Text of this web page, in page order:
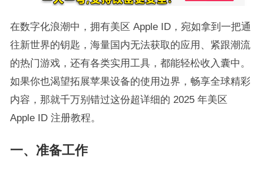
在数字化浪潮中，拥有美区 Apple ID，宛如拿到一把通
往新世界的钥匙，海量国内无法获取的应用、紧跟潮流
的热门游戏，还有各类实用工具，都能轻松收入囊中。
如果你也渴望拓展苹果设备的使用边界，畅享全球精彩
内容，那就千万别错过这份超详细的 2025 年美区
Apple ID 注册教程。
一、准备工作